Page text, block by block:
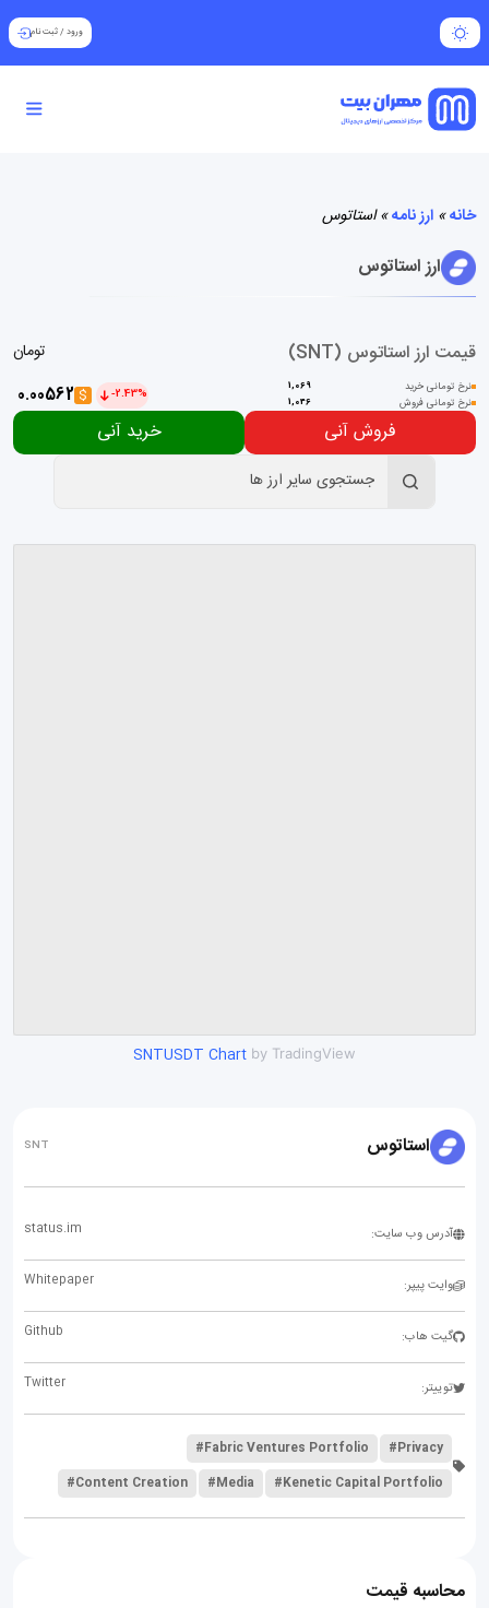
ورود /ثبت نام
خانه» ارز نامه»استاتوس
ارز استاتوس
قیمت ارز استاتوس (SNT)
نرخ تومانی خرید 1,069
نرخ تومانی فروش 1,046
تومان
-2.43%
$
0.00562
فروش آنی خرید آنی
SNTUSDT Chart by TradingView
استاتوس SNT
آدرس وب سایت: status.im
وایت پیپر: Whitepaper
گیت هاب: Github
توییتر: Twitter
#Privacy
#Fabric Ventures Portfolio
#Kenetic Capital Portfolio
#Media
#Content Creation
محاسبه قیمت